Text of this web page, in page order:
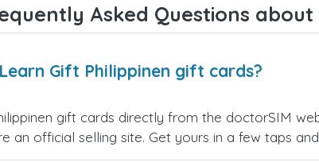
Asked Questions
Gift Philippinen gift cards?
gift cards directly from the doctorSIM
an official selling site. Get yours in a few taps